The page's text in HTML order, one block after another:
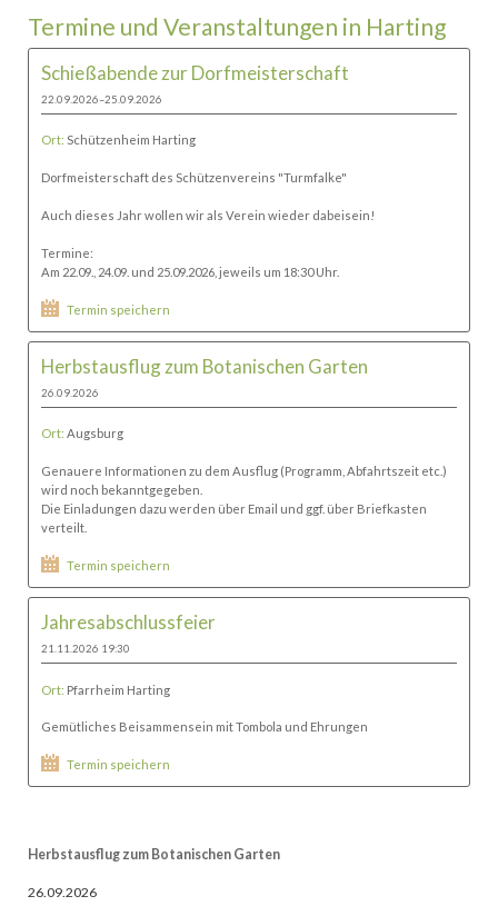
Termine und Veranstaltungen in Harting
Schießabende zur Dorfmeisterschaft
22.09.2026–25.09.2026
Ort: Schützenheim Harting
Dorfmeisterschaft des Schützenvereins "Turmfalke"
Auch dieses Jahr wollen wir als Verein wieder dabeisein!
Termine:
Am 22.09., 24.09. und 25.09.2026, jeweils um 18:30 Uhr.
Termin speichern
Herbstausflug zum Botanischen Garten
26.09.2026
Ort:Augsburg
Genauere Informationen zu dem Ausflug (Programm, Abfahrtszeit etc.)
wird noch bekanntgegeben.
Die Einladungen dazu werden über Email und ggf. über Briefkasten
verteilt.
Termin speichern
Jahresabschlussfeier
21.11.2026 19:30
Ort: Pfarrheim Harting
Gemütliches Beisammensein mit Tombola und Ehrungen
Termin speichern
Herbstausflug zum Botanischen Garten
26.09.2026